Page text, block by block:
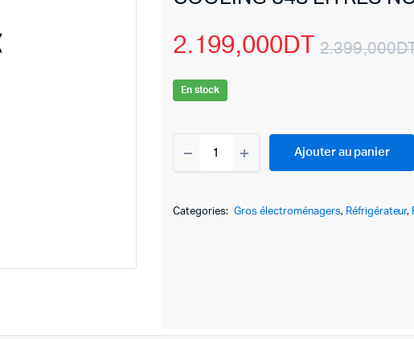
2.399,000
2.199,000DT
En stock
SAMSUNG
RT35
TWIN
Ajouter au panier
Categories: Gros électroménagers, Réfrigérateur,